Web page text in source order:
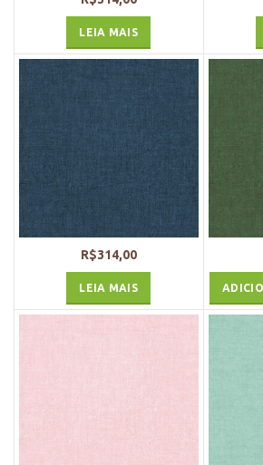
LEIA MAIS
R$314,00
LEIA MAIS